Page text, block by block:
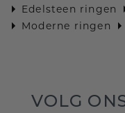
Edelsteen ringen
Moderne ringen
VOLG